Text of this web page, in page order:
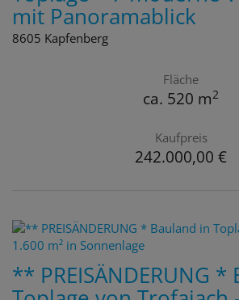
mit Panoramablick
8605 Kapfenberg
Fläche
ca. 520 m2
Kaufpreis
242.000,00 €
** PREISÄNDERUNG *